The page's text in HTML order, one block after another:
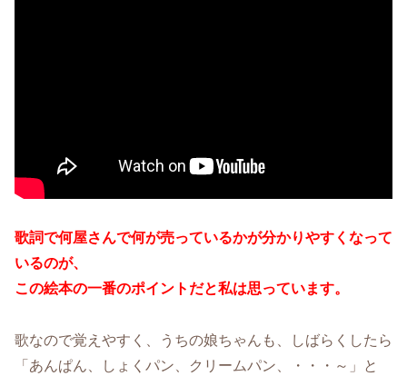
歌詞で何屋さんで何が売っているかが分かりやすくなって
いるのが、
この絵本の一番のポイントだと私は思っています。
歌なので覚えやすく、うちの娘ちゃんも、しばらくしたら
「あんぱん、しょくパン、クリームパン、・・・～」と